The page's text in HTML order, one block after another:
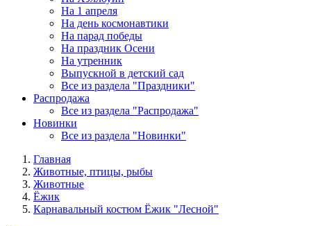
На 1 апреля
На день космонавтики
На парад победы
На праздник Осени
На утренник
Выпускной в детский сад
Все из раздела "Праздники"
Распродажа
Все из раздела "Распродажа"
Новинки
Все из раздела "Новинки"
Главная
Животные, птицы, рыбы
Животные
Ёжик
Карнавальный костюм Ёжик "Лесной"